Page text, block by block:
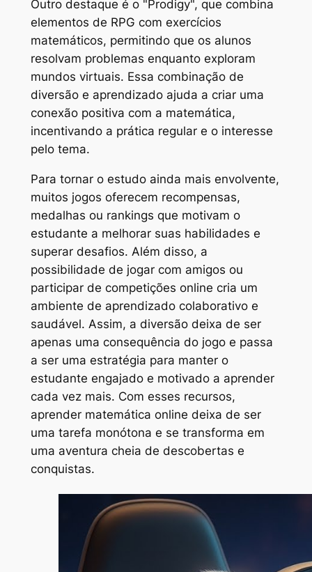
Outro destaque é o "Prodigy", que combina
elementos de RPG com exercícios
matemáticos, permitindo que os alunos
resolvam problemas enquanto exploram
mundos virtuais. Essa combinação de
diversão e aprendizado ajuda a criar uma
conexão positiva com a matemática,
incentivando a prática regular e o interesse
pelo tema.
Para tornar o estudo ainda mais envolvente,
muitos jogos oferecem recompensas,
medalhas ou rankings que motivam o
estudante a melhorar suas habilidades e
superar desafios. Além disso, a
possibilidade de jogar com amigos ou
participar de competições online cria um
ambiente de aprendizado colaborativo e
saudável. Assim, a diversão deixa de ser
apenas uma consequência do jogo e passa
a ser uma estratégia para manter o
estudante engajado e motivado a aprender
cada vez mais. Com esses recursos,
aprender matemática online deixa de ser
uma tarefa monótona e se transforma em
uma aventura cheia de descobertas e
conquistas.